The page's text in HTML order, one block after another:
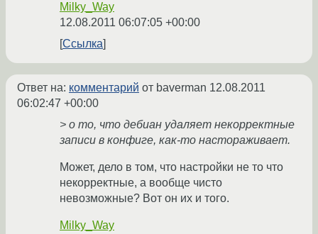
Milky_Way
12.08.2011 06:07:05 +00:00
Ссылка
Ответ на: комментарий от baverman 12.08.2011
06:02:47 +00:00
> о то, что дебиан удаляет некорректные
записи в конфиге, как-то настораживает.
Может, дело в том, что настройки не то что
некорректные, а вообще чисто
невозможные? Вот он их и того.
Milky_Way